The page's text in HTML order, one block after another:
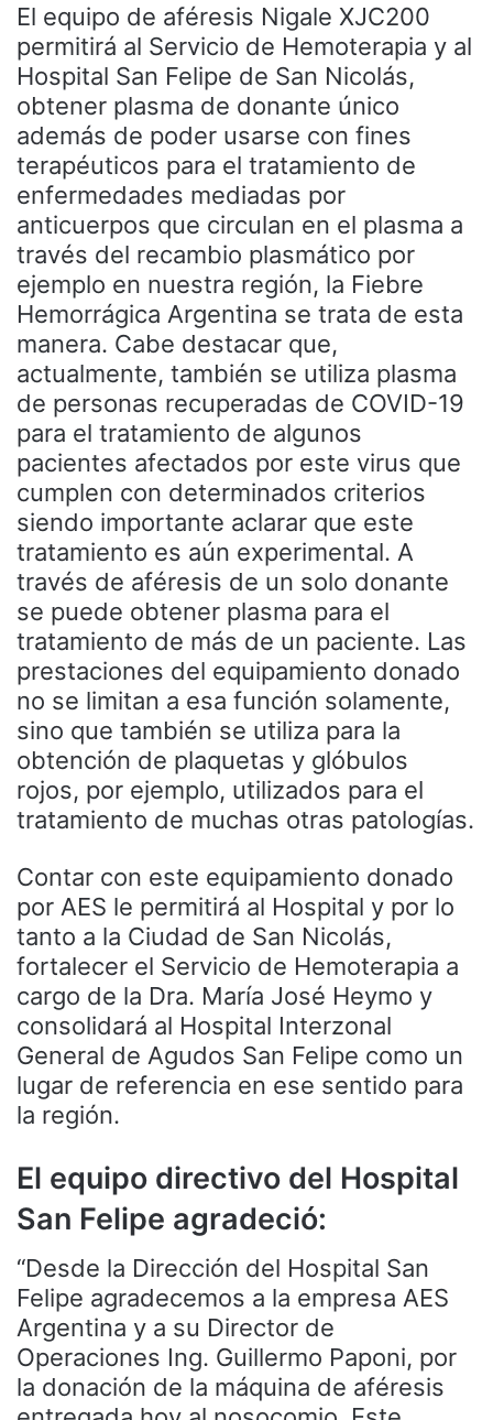
El equipo de aféresis Nigale XJC200
permitirá al Servicio de Hemoterapia y al
Hospital San Felipe de San Nicolás,
obtener plasma de donante único
además de poder usarse con fines
terapéuticos para el tratamiento de
enfermedades mediadas por
anticuerpos que circulan en el plasma a
través del recambio plasmático por
ejemplo en nuestra región, la Fiebre
Hemorrágica Argentina se trata de esta
manera. Cabe destacar que,
actualmente, también se utiliza plasma
de personas recuperadas de COVID-19
para el tratamiento de algunos
pacientes afectados por este virus que
cumplen con determinados criterios
siendo importante aclarar que este
tratamiento es aún experimental. A
través de aféresis de un solo donante
se puede obtener plasma para el
tratamiento de más de un paciente. Las
prestaciones del equipamiento donado
no se limitan a esa función solamente,
sino que también se utiliza para la
obtención de plaquetas y glóbulos
rojos, por ejemplo, utilizados para el
tratamiento de muchas otras patologías.
Contar con este equipamiento donado
por AES le permitirá al Hospital y por lo
tanto a la Ciudad de San Nicolás,
fortalecer el Servicio de Hemoterapia a
cargo de la Dra. María José Heymo y
consolidará al Hospital Interzonal
General de Agudos San Felipe como un
lugar de referencia en ese sentido para
la región.
El equipo directivo del Hospital
San Felipe agradeció:
“Desde la Dirección del Hospital San
Felipe agradecemos a la empresa AES
Argentina y a su Director de
Operaciones Ing. Guillermo Paponi, por
la donación de la máquina de aféresis